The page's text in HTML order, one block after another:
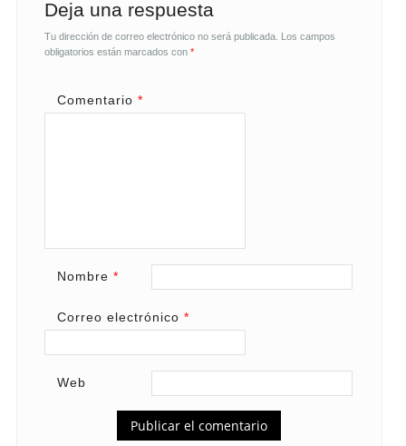
Deja una respuesta
Tu dirección de correo electrónico no será publicada. Los campos
obligatorios están marcados con *
Comentario *
Nombre *
Correo electrónico *
Web